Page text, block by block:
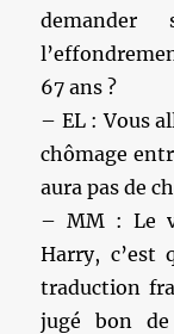
67 ans ?
– EL : Vous
chômage
aura pas de
– MM : Le
Harry, c’est
traduction
jugé bon